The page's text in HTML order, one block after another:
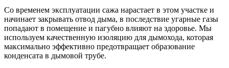
Со временем эксплуатации сажа нарастает в этом участке и
начинает закрывать отвод дыма, в последствие угарные газы
попадают в помещение и пагубно влияют на здоровье. Мы
используем качественную изоляцию для дымохода, которая
максимально эффективно предотвращает образование
конденсата в дымовой трубе.